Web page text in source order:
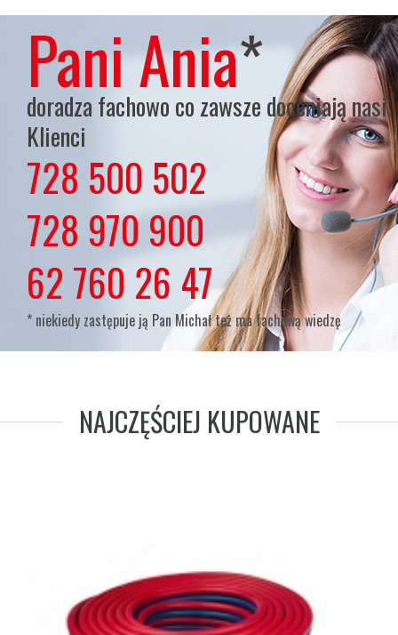
Pani Ania*
doradza fachowo co zawsze doceniają nasi
Klienci
728 500 502
lub
728 970 900
lub
62 760 26 47
* niekiedy zastępuje ją Pan Michał też ma fachową wiedzę
NAJCZĘŚCIEJ KUPOWANE